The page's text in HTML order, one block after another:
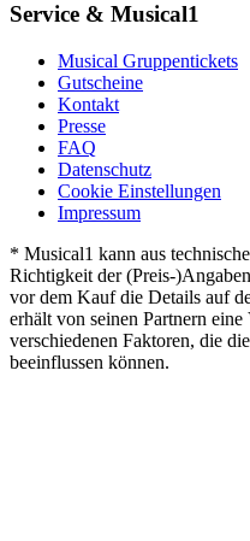
Service & Musical1
Musical Gruppentickets
Gutscheine
Kontakt
Presse
FAQ
Datenschutz
Cookie Einstellungen
Impressum
* Musical1 kann aus
Richtigkeit der (Preis-
vor dem Kauf die Details auf
erhält von seinen Partnern
verschiedenen Faktoren, die
beeinflussen können.